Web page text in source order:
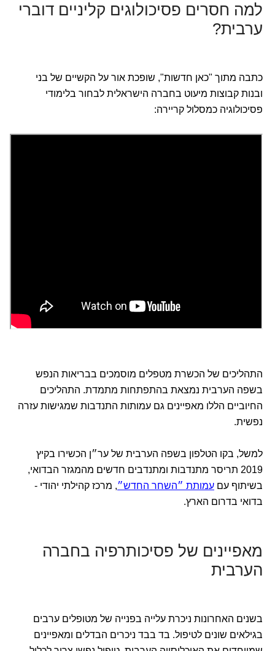
למה חסרים פסיכולוגים קליניים דוברי
ערבית?
כתבה מתוך "כאן חדשות", שופכת אור על הקשיים של בני
ובנות קבוצות מיעוט בחברה הישראלית לבחור בלימודי
פסיכולוגיה כמסלול קריירה:
התהליכים של הכשרת מטפלים מוסמכים בבריאות הנפש
בשפה הערבית נמצאת בהתפתחות מתמדת. התהליכים
החיוביים הללו מאפיינים גם עמותות התנדבות שמגישות עזרה
נפשית.
למשל, בקו הטלפון בשפה הערבית של ער״ן הכשירו בקיץ
2019 תריסר מתנדבות ומתנדבים חדשים מהמגזר הבדואי,
בשיתוף עם עמותת ״השחר החדש״, מרכז קהילתי יהודי -
בדואי בדרום הארץ.
מאפיינים של פסיכותרפיה בחברה
הערבית
בשנים האחרונות ניכרת עלייה בפנייה של מטופלים ערבים
בגילאים שונים לטיפול. בד בבד ניכרים הבדלים ומאפיינים